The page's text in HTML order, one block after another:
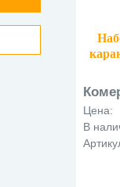
Цена:
В